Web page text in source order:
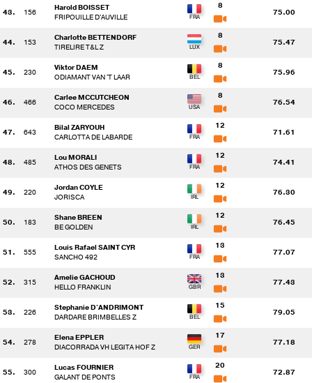
43. 156
Harold BOISSET
FRIPOUILLE D'AUVILLE
8
75.00
44. 153
Charlotte BETTENDORF
TIRELIRE T&L Z
8
75.47
45. 230
Viktor DAEM
ODIAMANT VAN 'T LAAR
8
75.96
46. 466
Carlee MCCUTCHEON
COCO MERCEDES
8
76.54
47. 643
Bilal ZARYOUH
CARLOTTA DE LABARDE
12
71.61
48. 485
Lou MORALI
ATHOS DES GENETS
12
74.41
49. 220
Jordan COYLE
JORISCA
12
76.30
50. 183
Shane BREEN
BE GOLDEN
12
76.45
51. 555
Louis Rafael SAINT CYR
SANCHO 492
13
77.07
52. 315
Amelie GACHOUD
HELLO FRANKLIN
13
77.43
53. 226
Stephanie D'ANDRIMONT
DARDARE BRIMBELLES Z
15
79.05
54. 278
Elena EPPLER
DIACORRADA VH LEGITA HOF Z
17
77.18
55. 300
Lucas FOURNIER
GALANT DE PONTS
20
72.87